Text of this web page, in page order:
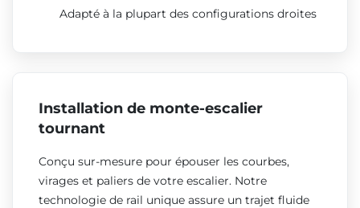
Adapté à la plupart des configurations droites
Installation de monte-escalier
tournant
Conçu sur-mesure pour épouser les courbes,
virages et paliers de votre escalier. Notre
technologie de rail unique assure un trajet fluide